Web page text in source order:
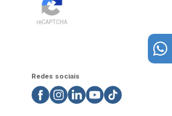
Redes sociais